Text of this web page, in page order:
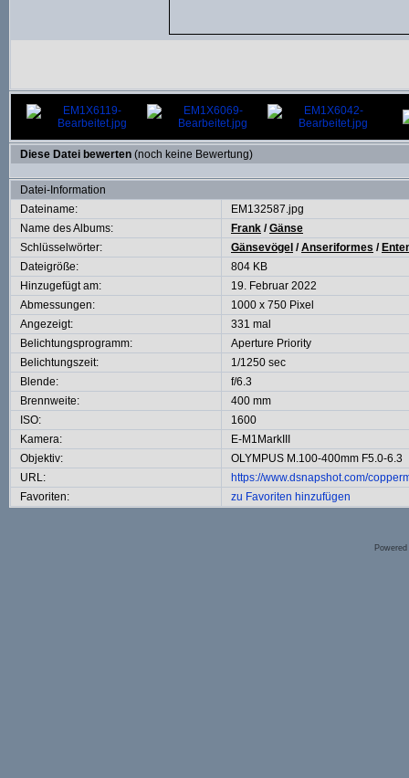
Diese Datei bewerten (noch keine Bewertung)
Datei-Information
Dateiname:
EM132587.jpg
Name des Albums:
Frank /Gänse
Schlüsselwörter:
Gänsevögel /Anseriformes /
Dateigröße:
804 KB
Hinzugefügt am:
19. Februar 2022
Abmessungen:
1000 x 750 Pixel
Angezeigt:
331 mal
Belichtungsprogramm:
Aperture Priority
Belichtungszeit:
1/1250 sec
Blende:
f/6.3
Brennweite:
400 mm
ISO:
1600
Kamera:
E-M1MarkIII
Objektiv:
OLYMPUS M.100-400mm F5.0-6.3
URL:
https://www.dsnapshot.com/
Favoriten:
zu Favoriten hinzufügen